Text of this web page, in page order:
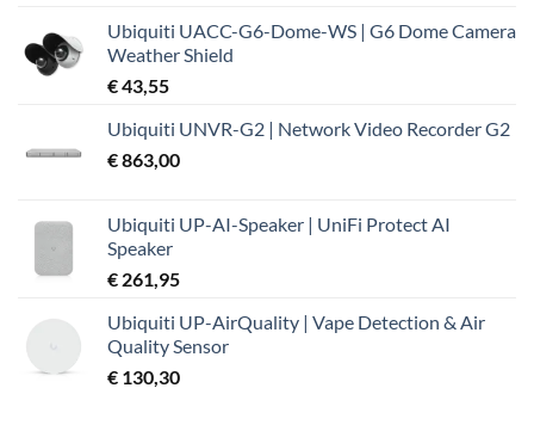
Ubiquiti UACC-G6-Dome-WS | G6 Dome Camera
Weather Shield
€43,55
Ubiquiti UNVR-G2 | Network Video Recorder G2
€863,00
Ubiquiti UP-AI-Speaker | UniFi Protect AI
Speaker
€ 261,95
Ubiquiti UP-AirQuality | Vape Detection & Air
Quality Sensor
€ 130,30